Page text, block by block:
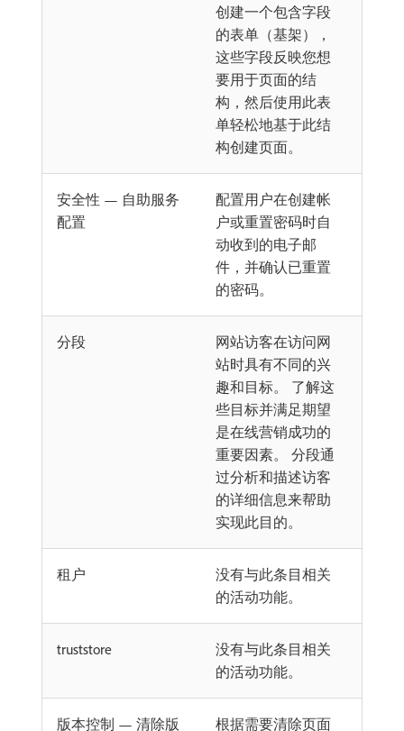
创建一个包含字段
的表单（基架），
这些字段反映您想
要用于页面的结
构，然后使用此表
单轻松地基于此结
构创建页面。
安全性 — 自助服务
配置
配置用户在创建帐
户或重置密码时自
动收到的电子邮
件，并确认已重置
的密码。
分段
网站访客在访问网
站时具有不同的兴
趣和目标。 了解这
些目标并满足期望
是在线营销成功的
重要因素。 分段通
过分析和描述访客
的详细信息来帮助
实现此目的。
租户
没有与此条目相关
的活动功能。
truststore
没有与此条目相关
的活动功能。
版本控制 — 清除版 根据需要清除页面